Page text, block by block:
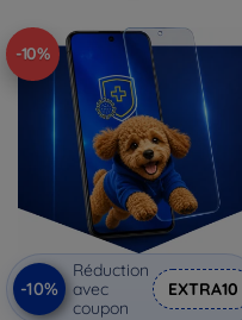
-10%
-10%
Réduction
avec
coupon
EXTRA10